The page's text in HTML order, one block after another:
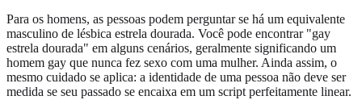
Para os homens, as pessoas podem perguntar se há um equivalente
masculino de lésbica estrela dourada. Você pode encontrar "gay
estrela dourada" em alguns cenários, geralmente significando um
homem gay que nunca fez sexo com uma mulher. Ainda assim, o
mesmo cuidado se aplica: a identidade de uma pessoa não deve ser
medida se seu passado se encaixa em um script perfeitamente linear.